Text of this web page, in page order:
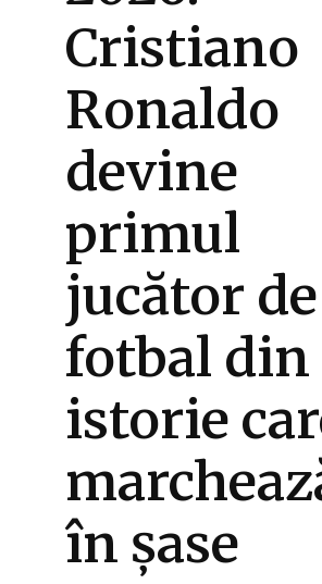
Cristiano
Ronaldo
devine
primul
jucător de
fotbal din
istorie
în șase